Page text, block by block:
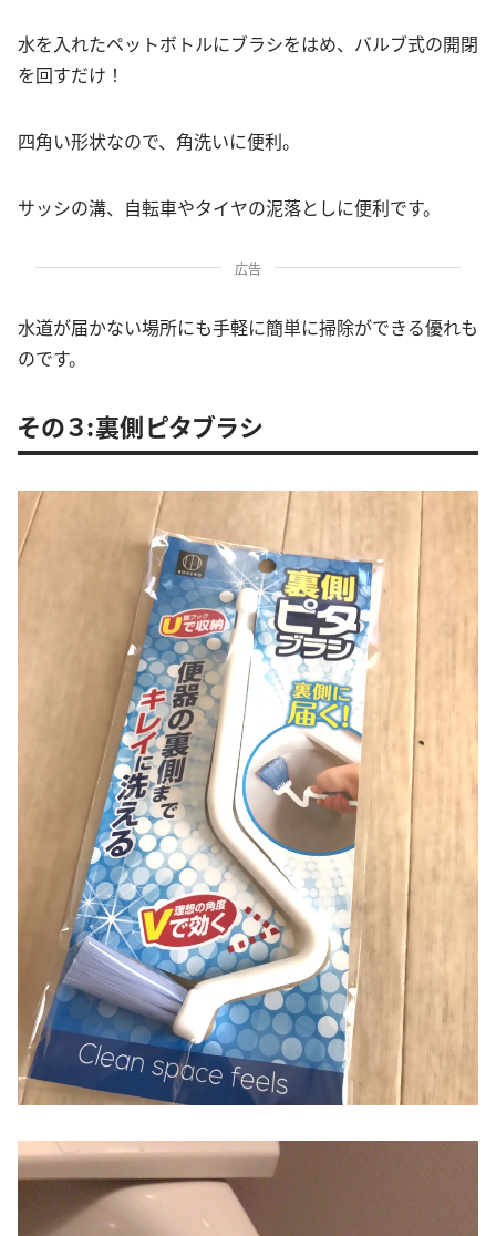
水を入れたペットボトルにブラシをはめ、バルブ式の開閉
を回すだけ！
四角い形状なので、角洗いに便利。
サッシの溝、自転車やタイヤの泥落としに便利です。
広告
水道が届かない場所にも手軽に簡単に掃除ができる優れも
のです。
その３:裏側ピタブラシ